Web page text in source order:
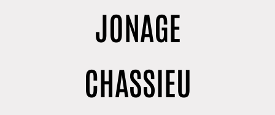
JONAGE
CHASSIEU